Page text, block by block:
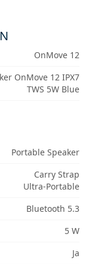
OnMove 12
OnMove 12 IPX7
TWS 5W Blue
Portable Speaker
Carry Strap
Ultra-Portable
Bluetooth 5.3
5 W
Ja